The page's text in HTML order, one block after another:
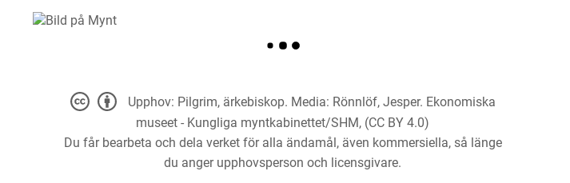
Upphov: Pilgrim, ärkebiskop. Media: Rönnlöf, Jesper. Ekonomiska
museet - Kungliga myntkabinettet/SHM, (CC BY 4.0)
Du får bearbeta och dela verket för alla ändamål, även kommersiella, så länge
du anger upphovsperson och licensgivare.